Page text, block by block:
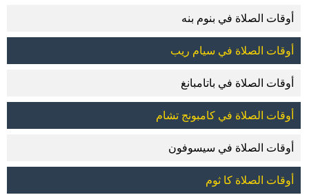
أوقات الصلاة في بنوم بنه
أوقات الصلاة في سيام ريب
أوقات الصلاة في باتامبانغ
أوقات الصلاة في كامبونج تشام
أوقات الصلاة في سيسوفون
أوقات الصلاة كا ثوم